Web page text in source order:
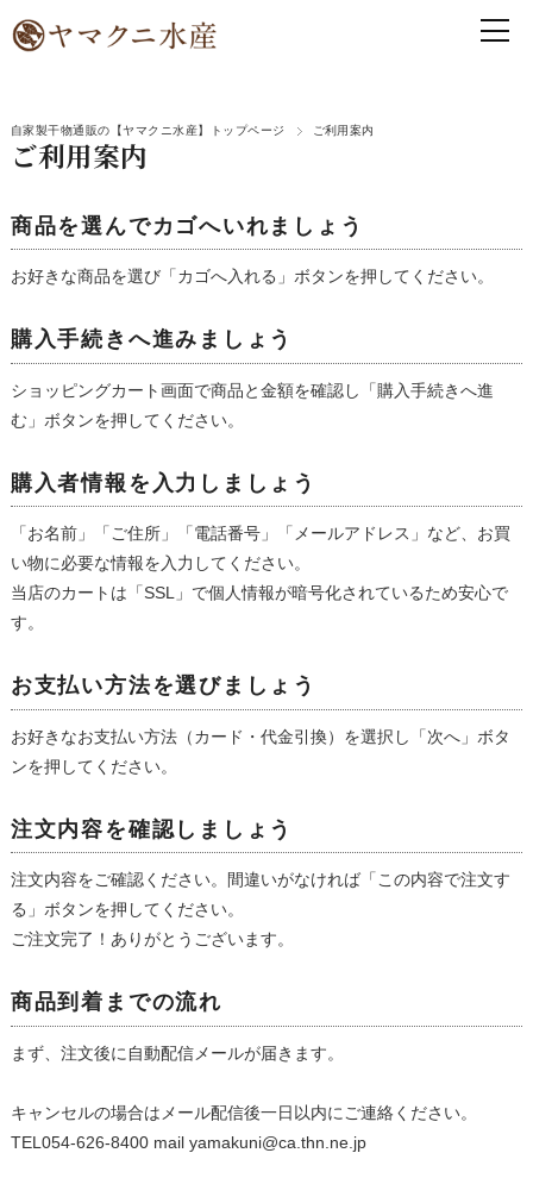
自家製干物通販の【ヤマクニ水産】トップページ ご利用案内
ご利用案内
商品を選んでカゴへいれましょう
お好きな商品を選び「カゴへ入れる」ボタンを押してください。
購入手続きへ進みましょう
ショッピングカート画面で商品と金額を確認し「購入手続きへ進
む」ボタンを押してください。
購入者情報を入力しましょう
「お名前」「ご住所」「電話番号」「メールアドレス」など、お買
い物に必要な情報を入力してください。
当店のカートは「SSL」で個人情報が暗号化されているため安心で
す。
お支払い方法を選びましょう
お好きなお支払い方法（カード・代金引換）を選択し「次へ」ボタ
ンを押してください。
注文内容を確認しましょう
注文内容をご確認ください。間違いがなければ「この内容で注文す
る」ボタンを押してください。
ご注文完了！ありがとうございます。
商品到着までの流れ
まず、注文後に自動配信メールが届きます。
キャンセルの場合はメール配信後一日以内にご連絡ください。
TEL054-626-8400 mail yamakuni@ca.thn.ne.jp